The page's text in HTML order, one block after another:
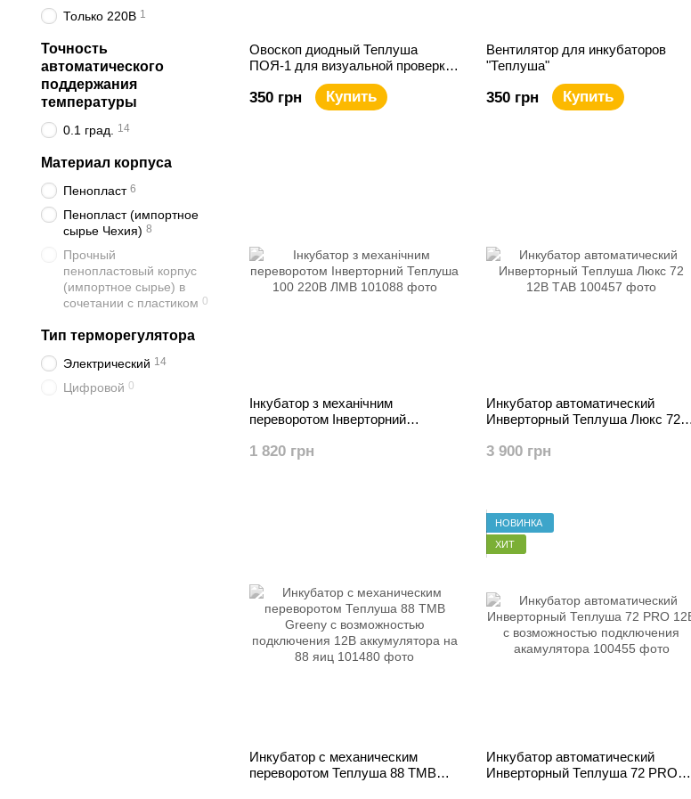
Овоскоп диодный Теплуша
ПОЯ-1 для визуальной проверки
350 грн Купить
Вентилятор для инкубаторов
"Теплуша"
350 грн Купить
Інкубатор з механічним
переворотом Інверторний
1 820 грн
Инкубатор автоматический
Инверторный Теплуша Люкс 72
3 900 грн
Инкубатор с механическим
переворотом Теплуша 88 ТМВ
НОВИНКА
ХИТ
Инкубатор автоматический
Инверторный Теплуша 72 PRO
Только 220В 1
Точность
автоматического
поддержания
температуры
0.1 град. 14
Материал корпуса
Пенопласт 6
Пенопласт (импортное
сырье Чехия) 8
Прочный
пенопластовый корпус
(импортное сырье) в
сочетании с пластиком 0
Тип терморегулятора
Электрический 14
Цифровой 0